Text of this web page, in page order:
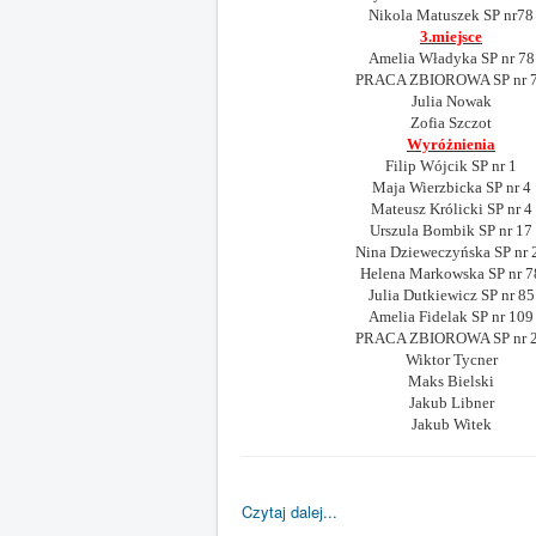
Nikola Matuszek SP nr78
3.miejsce
Amelia Władyka SP nr 78
PRACA ZBIOROWA SP nr
Julia Nowak
Zofia Szczot
Wyróżnienia
Filip Wójcik SP nr 1
Maja Wierzbicka SP nr 4
Mateusz Królicki SP nr 4
Urszula Bombik SP nr 17
Nina Dzieweczyńska SP nr
Helena Markowska SP nr
Julia Dutkiewicz SP nr 85
Amelia Fidelak SP nr 109
PRACA ZBIOROWA SP nr
Wiktor Tycner
Maks Bielski
Jakub Libner
Jakub Witek
Czytaj dalej...